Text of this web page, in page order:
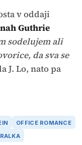
v oddaji
Guthrie
sodelujem ali
da sva se
J. Lo, nato pa
OFFICE ROMANCE